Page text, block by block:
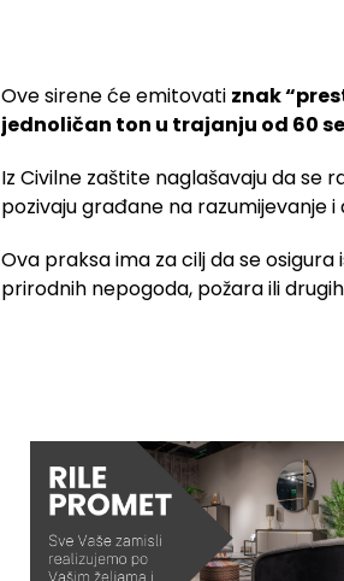
Ove sirene će emitovati znak
jednoličan ton u trajanju od 60
Iz Civilne zaštite naglašavaju da se
pozivaju građane na razumijevanje
Ova praksa ima za cilj da se
prirodnih nepogoda, požara ili